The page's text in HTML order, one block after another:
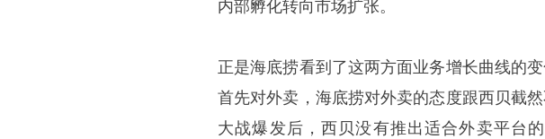
内部孵化转向市场扩张。
正是海底捞看到了这两方面业务增长曲线的
首先对外卖，海底捞对外卖的态度跟西贝截
大战爆发后，西贝没有推出适合外卖平台